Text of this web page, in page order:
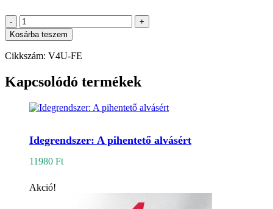
Csontok
/
ízületek
(A
épségének
megőrzéséért)
Kosárba teszem
Cikkszám: V4U-FE
Kapcsolódó termékek
Idegrendszer: A pihentető alvásért
11980 Ft
Akció!